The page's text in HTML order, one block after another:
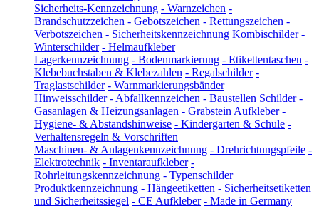
Sicherheits-Kennzeichnung - Warnzeichen -
Brandschutzzeichen - Gebotszeichen - Rettungszeichen -
Verbotszeichen - Sicherheitskennzeichnung Kombischilder -
Winterschilder - Helmaufkleber
Lagerkennzeichnung - Bodenmarkierung - Etikettentaschen -
Klebebuchstaben & Klebezahlen - Regalschilder -
Traglastschilder - Warnmarkierungsbänder
Hinweisschilder - Abfallkennzeichen - Baustellen Schilder -
Gasanlagen & Heizungsanlagen - Grabstein Aufkleber -
Hygiene- & Abstandshinweise - Kindergarten & Schule -
Verhaltensregeln & Vorschriften
Maschinen- & Anlagenkennzeichnung - Drehrichtungspfeile -
Elektrotechnik - Inventaraufkleber -
Rohrleitungskennzeichnung - Typenschilder
Produktkennzeichnung - Hängeetiketten - Sicherheitsetiketten
und Sicherheitssiegel - CE Aufkleber - Made in Germany